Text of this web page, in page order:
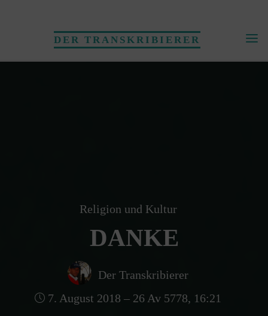
DER TRANSKRIBIERER
Religion und Kultur
DANKE
Der Transkribierer
7. August 2018 – 26 Av 5778, 16:21